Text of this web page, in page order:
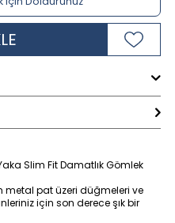
Slim Fit Damatlık Gömlek
metal pat üzeri düğmeleri ve
için son derece şık bir